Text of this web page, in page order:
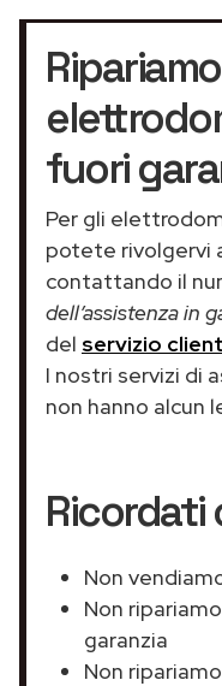
fuori
Per gli
potete rivolgervi
contattando il
dell’assistenza in
del servizio
I nostri servizi di
non hanno alcun
Ricordati
Non
Non
garanzia
Non